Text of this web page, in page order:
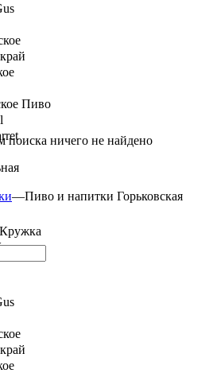
Пиво
поиска ничего не найдено
—Пиво и напитки Горьковская